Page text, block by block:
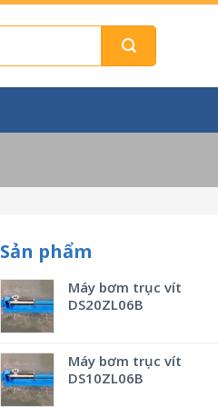
Sản phẩm
Máy bơm trục vít
DS20ZL06B
Máy bơm trục vít
DS10ZL06B